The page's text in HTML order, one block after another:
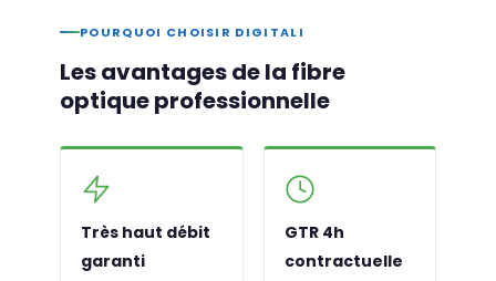
POURQUOI CHOISIR DIGITALI
Les avantages de la fibre
optique professionnelle
Très haut débit
garanti
GTR 4h
contractuelle